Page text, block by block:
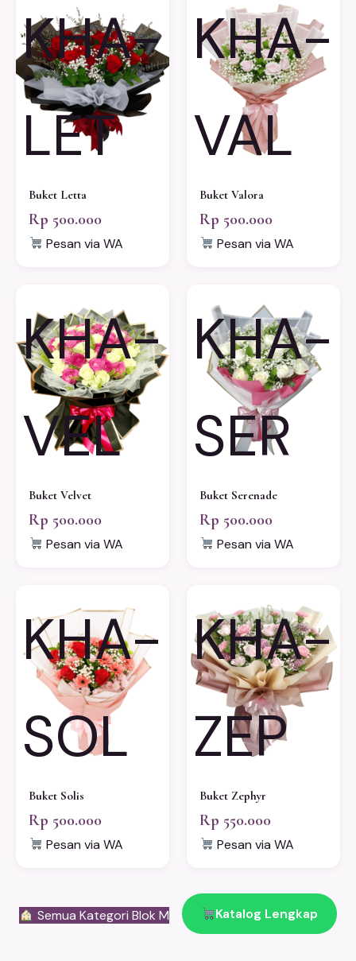
KHA-
LET
Buket Letta
Rp 500.000
Pesan via WA
KHA-
VAL
Buket Valora
Rp 500.000
Pesan via WA
KHA-
VEL
Buket Velvet
Rp 500.000
Pesan via WA
KHA-
SER
Buket Serenade
Rp 500.000
Pesan via WA
KHA-
SOL
Buket Solis
Rp 500.000
Pesan via WA
KHA-
ZEP
Buket Zephyr
Rp 550.000
Pesan via WA
Semua Kategori Blok M Katalog Lengkap